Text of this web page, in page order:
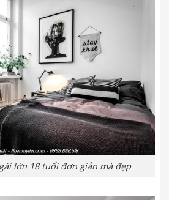
lớn 18 tuổi đơn giản mà đẹp